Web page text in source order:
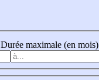
Durée maximale (en mois)